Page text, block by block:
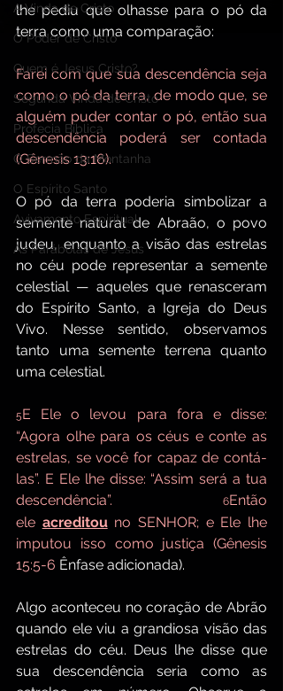
A Vinda de Cristo
O Poder de Cristo
Quem é Jesus Cristo?
Segunda Vinda de Cristo
Profecia Bíblica
O Sermão da Montanha
O Espírito Santo
Avivamento Espiritual
As Parábolas de Jesus
lhe pediu que olhasse para o pó da
terra como uma comparação:
Farei com que sua descendência seja
como o pó da terra, de modo que, se
alguém puder contar o pó, então sua
descendência poderá ser contada
(Gênesis 13:16).
O pó da terra poderia simbolizar a
semente natural de Abraão, o povo
judeu, enquanto a visão das estrelas
no céu pode representar a semente
celestial — aqueles que renasceram
do Espírito Santo, a Igreja do Deus
Vivo. Nesse sentido, observamos
tanto uma semente terrena quanto
uma celestial.
5E Ele o levou para fora e disse:
“Agora olhe para os céus e conte as
estrelas, se você for capaz de contá-
las”. E Ele lhe disse: “Assim será a tua
descendência”.
6Então
ele acreditou no SENHOR; e Ele lhe
imputou isso como justiça (Gênesis
15:5-6 Ênfase adicionada).
Algo aconteceu no coração de Abrão
quando ele viu a grandiosa visão das
estrelas do céu. Deus lhe disse que
sua descendência seria como as